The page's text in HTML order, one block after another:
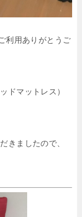
利用ありがとうご
ドマットレス）
きましたので、